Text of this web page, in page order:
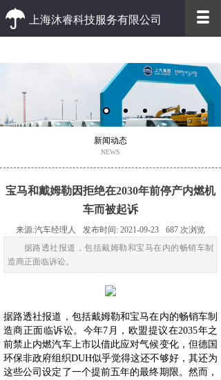
上海沐睿科技服务有限公司
优质的客户服务 高效的办事效率
新闻动态
NEWS
宝马和戴姆勒因拒绝在2030年前停产内燃机
车而被起诉
来源:汽车经理人 发布时间: 2021-09-23 687 次浏览
据路透社报道，包括戴姆勒和宝马在内的畅销车制
造商正面临诉讼。
据路透社报道，包括戴姆勒和宝马在内的畅销车制
造商正面临诉讼。今年7月，欧盟提议在2035年之
前禁止内燃汽车上市以借此应对气候变化，但德国
环保非政府组织DUH似乎觉得这还不够好，其还为
这些公司设定了一个提前五年的最终期限。然而，